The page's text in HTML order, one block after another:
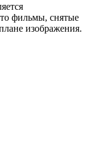
фильмы, снятые
изображения.